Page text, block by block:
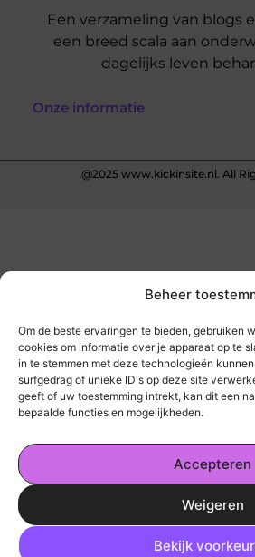
Beheer
Om de beste ervaringen te bieden, gebruiken
cookies om informatie over je apparaat op te
in te stemmen met deze technologieën
surfgedrag of unieke ID's op deze site
geeft of uw toestemming intrekt, kan dit een
bepaalde functies en mogelijkheden.
Accepteren
Weigeren
Bekijk
Een verzameling van blogs
een breed scala aan
dagelijks leven
Onze informatie
@2025 www.kickinsite.nl. All